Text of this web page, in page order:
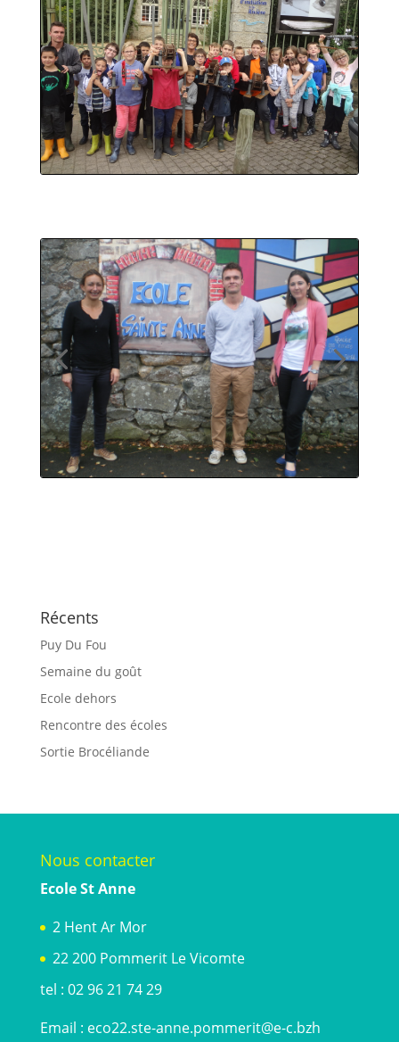
Récents
Puy Du Fou
Semaine du goût
Ecole dehors
Rencontre des écoles
Sortie Brocéliande
Nous contacter
Ecole St Anne
2 Hent Ar Mor
22 200 Pommerit Le Vicomte
tel : 02 96 21 74 29
Email : eco22.ste-anne.pommerit@e-c.bzh